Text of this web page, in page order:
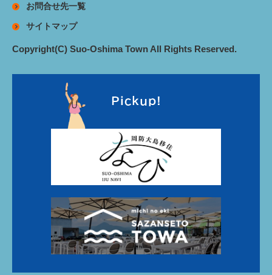
お問合せ先一覧
サイトマップ
Copyright(C) Suo-Oshima Town All Rights Reserved.